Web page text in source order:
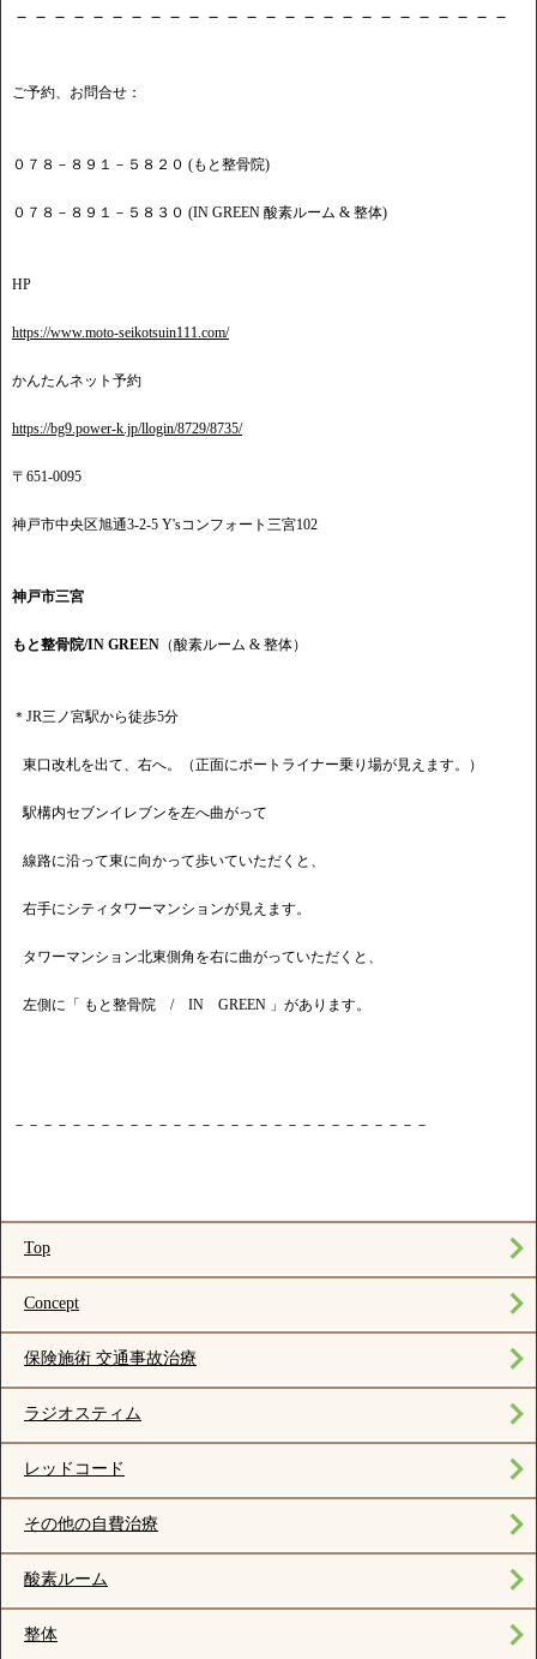
－－－－－－－－－－－－－－－－－－－－－－－－－－
ご予約、お問合せ：
０７８－８９１－５８２０ (もと整骨院)
０７８－８９１－５８３０ (IN GREEN 酸素ルーム & 整体)
HP
https://www.moto-seikotsuin111.com/
かんたんネット予約
https://bg9.power-k.jp/llogin/8729/8735/
〒651-0095
神戸市中央区旭通3-2-5 Y'sコンフォート三宮102
神戸市三宮
もと整骨院/IN GREEN （酸素ルーム & 整体）
＊JR三ノ宮駅から徒歩5分
東口改札を出て、右へ。（正面にポートライナー乗り場が見えます。）
駅構内セブンイレブンを左へ曲がって
線路に沿って東に向かって歩いていただくと、
右手にシティタワーマンションが見えます。
タワーマンション北東側角を右に曲がっていただくと、
左側に「 もと整骨院 / IN GREEN 」があります。
－－－－－－－－－－－－－－－－－－－－－－－－－－－－－
Top
Concept
保険施術 交通事故治療
ラジオスティム
レッドコード
その他の自費治療
酸素ルーム
整体